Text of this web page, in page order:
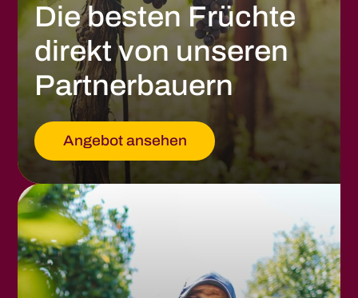
Die besten Früchte
direkt von unseren
Partnerbauern
Angebot ansehen